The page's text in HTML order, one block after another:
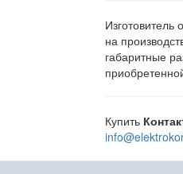
Изготовитель
на
габаритные
Купить